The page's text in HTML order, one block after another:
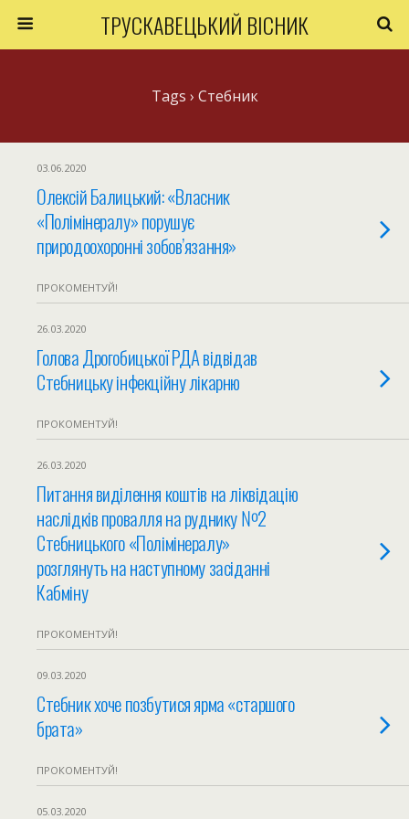
ТРУСКАВЕЦЬКИЙ ВІСНИК
Tags › Стебник
03.06.2020
Олексій Балицький: «Власник
«Полімінералу» порушує
природоохоронні зобов’язання»
ПРОКОМЕНТУЙ!
26.03.2020
Голова Дрогобицької РДА відвідав
Стебницьку інфекційну лікарню
ПРОКОМЕНТУЙ!
26.03.2020
Питання виділення коштів на ліквідацію
наслідків провалля на руднику №2
Стебницького «Полімінералу»
розглянуть на наступному засіданні
Кабміну
ПРОКОМЕНТУЙ!
09.03.2020
Стебник хоче позбутися ярма «старшого
брата»
ПРОКОМЕНТУЙ!
05.03.2020